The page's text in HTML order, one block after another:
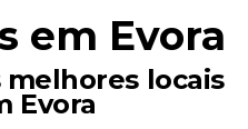
em Evora
melhores locais
Evora